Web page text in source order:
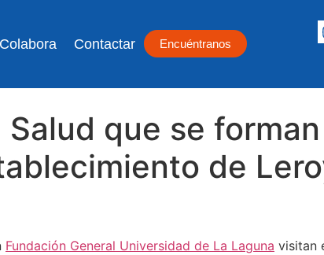
Colabora Contactar Encuéntranos
que se
de
Fundación General Universidad de La Laguna visitan